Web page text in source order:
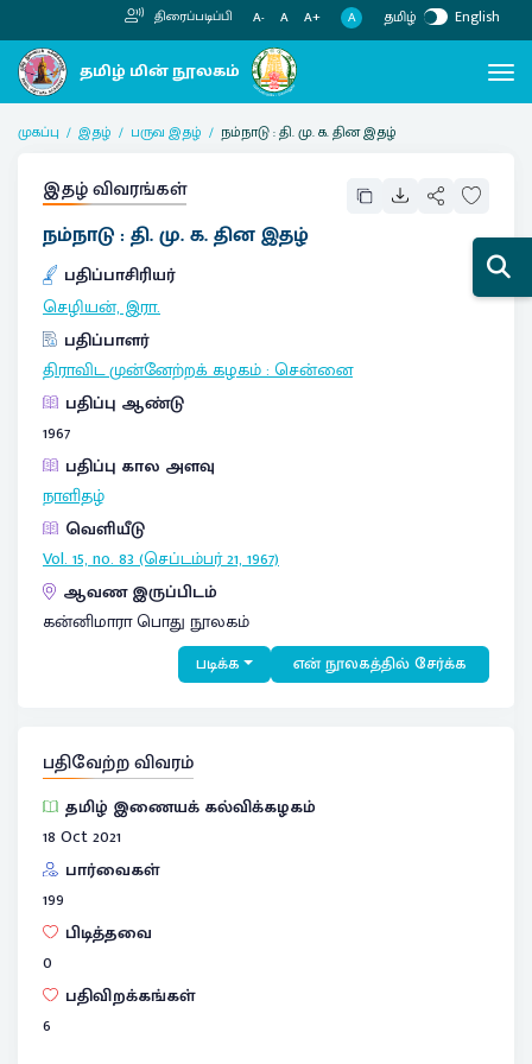
திரைப்படிப்பி A- A A+ A தமிழ் English
முகப்பு இதழ் பருவ இதழ் நம்நாடு : தி. மு. க. தின இதழ்
இதழ் விவரங்கள்
நம்நாடு : தி. மு. க. தின இதழ்
பதிப்பாசிரியர்
செழியன், இரா.
பதிப்பாளர்
திராவிட முன்னேற்றக் கழகம்:சென்னை
பதிப்பு ஆண்டு
1967
பதிப்பு கால அளவு
நாளிதழ்
வெளியீடு
Vol. 15, no. 83 (செப்டம்பர் 21, 1967)
ஆவண இருப்பிடம்
கன்னிமாரா பொது நூலகம்
படிக்க என் நூலகத்தில் சேர்க்க
பதிவேற்ற விவரம்
தமிழ் இணையக் கல்விக்கழகம்
18 Oct 2021
பார்வைகள்
199
பிடித்தவை
0
பதிவிறக்கங்கள்
6